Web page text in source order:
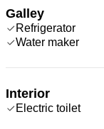
Galley
Refrigerator
Water maker
Interior
Electric toilet